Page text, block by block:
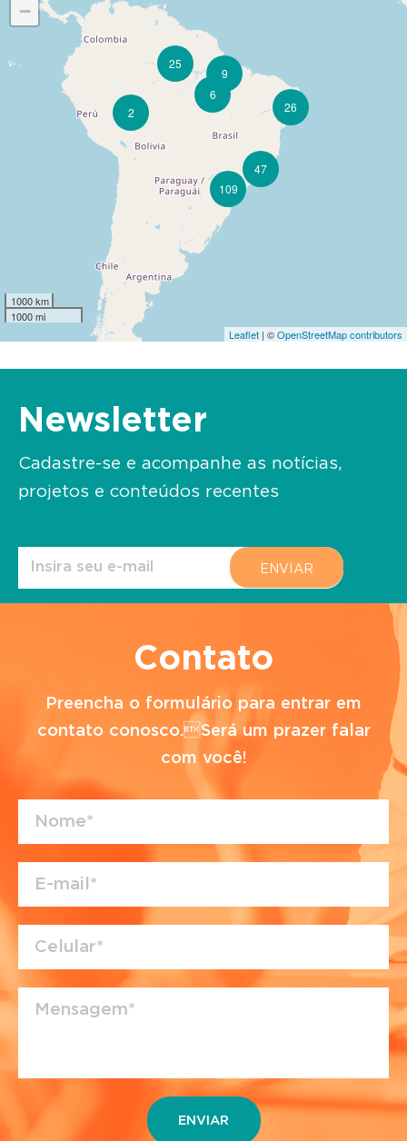
2
9
6
26
25
47
109
−
1000 km
1000 mi
Leaflet | ©OpenStreetMap contributors
Newsletter
Cadastre-se e acompanhe as notícias,
projetos e conteúdos recentes
Contato
Preencha o formulário para entrar em
contato conosco.Será um prazer falar
com você!